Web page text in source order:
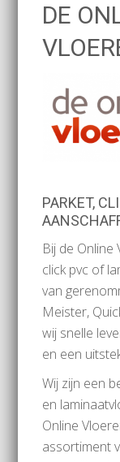
DE
PARKET,
Bij de
click pvc of
van
Meister,
wij snelle
en een
Wij zijn een
en
Online
assortiment